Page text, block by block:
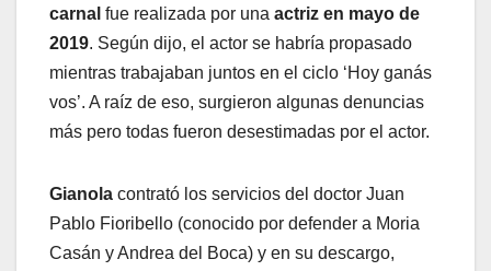
carnal fue realizada por una actriz en mayo de
2019. Según dijo, el actor se habría propasado
mientras trabajaban juntos en el ciclo ‘Hoy ganás
vos’. A raíz de eso, surgieron algunas denuncias
más pero todas fueron desestimadas por el actor.
Gianola contrató los servicios del doctor Juan
Pablo Fioribello (conocido por defender a Moria
Casán y Andrea del Boca) y en su descargo,